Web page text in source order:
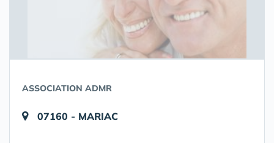
ASSOCIATION ADMR
07160 - MARIAC